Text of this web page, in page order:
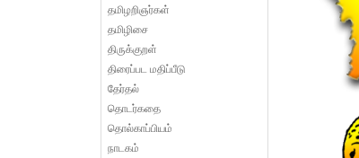
தமிழறிஞர்கள்
தமிழிசை
திருக்குறள்
திரைப்பட மதிப்பீடு
தேர்தல்
தொடர்கதை
தொல்காப்பியம்
நாடகம்